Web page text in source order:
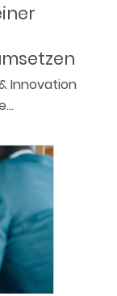
Innovation